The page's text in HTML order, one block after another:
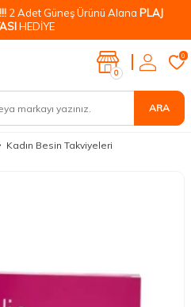
2 Adet Güneş Ürünü Alana PLAJ
HEDİYE
ARA
0
0
Kadın Besin Takviyeleri